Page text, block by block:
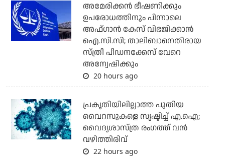
അമേരിക്കന്‍ ഭീഷണിക്കും
ഉപരോധത്തിനും പിന്നാലെ
അഫ്ഗാന്‍ കേസ് വിഭജിക്കാന്‍
ഐ.സി.സി; താലിബാനെതിരായ
സ്ത്രീ പീഡനക്കേസ് വേറെ
അന്വേഷിക്കും
20 hours ago
പ്രകൃതിയിലില്ലാത്ത പുതിയ
വൈറസുകളെ സൃഷ്ടിച്ച് എ.ഐ;
വൈദ്യശാസ്ത്ര രംഗത്ത് വന്‍
വഴിത്തിരിവ്
22 hours ago